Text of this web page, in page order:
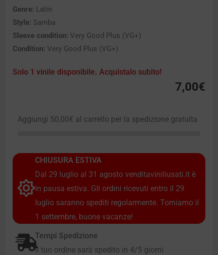
Genre: Latin
Style: Samba
Sleeve condition: Very Good Plus (VG+)
Condition: Very Good Plus (VG+)
Solo 1 vinile disponibile. Acquistalo subito!
7,00€
Aggiungi 50,00€ al carrello per la spedizione gratuita
CHIUSURA ESTIVA
Dal 29 luglio al 31 agosto venditaviniliusati.it è
in pausa estiva. Gli ordini ricevuti entro il 29
luglio saranno spediti regolarmente. Torniamo il
1 settembre, buone vacanze!
Tempi Spedizione
Il tuo ordine sarà spedito in 4/5 giorni